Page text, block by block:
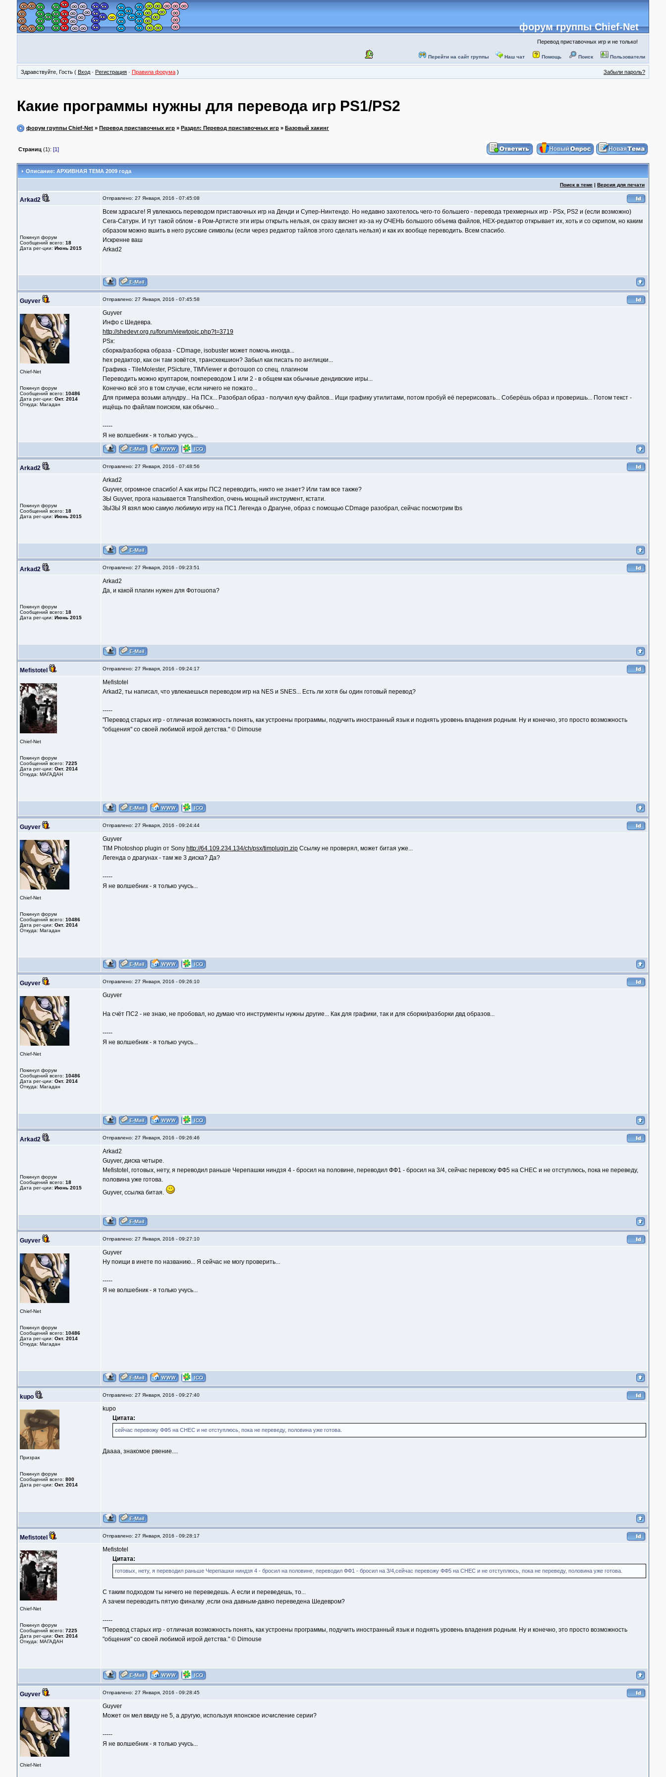
форум группы Chief-Net
Перевод приставочных игр и не только!
Перейти на сайт группы Наш чат Помощь Поиск Пользователи
Здравствуйте, Гость ( Вход · Регистрация · Правила форума ) Забыли пароль?
Какие программы нужны для перевода игр PS1/PS2
форум группы Chief-Net » Перевод приставочных игр » Раздел: Перевод приставочных игр » Базовый хакинг
Страниц (1): [1]
Описание: АРХИВНАЯ ТЕМА 2009 года
Поиск в теме | Версия для печати
Arkad2 Отправлено: 27 Января, 2016 - 07:45:08
Покинул форум
Сообщений всего: 18
Дата рег-ции: Июнь 2015
Всем здрасьте! Я увлекаюсь переводом приставочных игр на Денди и Супер-Нинтендо. Но недавно захотелось чего-то большего - перевода трехмерных игр - PSx, PS2 и (если возможно)
Сега-Сатурн. И тут такой облом - в Ром-Артисте эти игры открыть нельзя, он сразу виснет из-за ну ОЧЕНЬ большого объема файлов, HEX-редактор открывает их, хоть и со скрипом, но каким
образом можно вшить в него русские символы (если через редактор тайлов этого сделать нельзя) и как их вообще переводить. Всем спасибо.
Искренне ваш
Arkad2
Guyver Отправлено: 27 Января, 2016 - 07:45:58
Chief-Net
Покинул форум
Сообщений всего: 10486
Дата рег-ции: Окт. 2014
Откуда: Магадан
Guyver
Инфо с Шедевра.
http://shedevr.org.ru/forum/viewtopic.php?t=3719
PSx:
сборка/разборка образа - CDmage, isobuster может помочь иногда...
hex редактор, как он там зовётся, трансхекшион? Забыл как писать по англицки...
Графика - TileMolester, PSicture, TIMViewer и фотошоп со спец. плагином
Переводить можно круптаром, покпереводом 1 или 2 - в общем как обычные дендивские игры...
Конечно всё это в том случае, если ничего не пожато...
Для примера возьми алундру... На ПСх... Разобрал образ - получил кучу файлов... Ищи графику утилитами, потом пробуй её перерисовать... Соберёшь образ и проверишь... Потом текст -
ищёщь по файлам поиском, как обычно...
-----
Я не волшебник - я только учусь...
Arkad2 Отправлено: 27 Января, 2016 - 07:48:56
Покинул форум
Сообщений всего: 18
Дата рег-ции: Июнь 2015
Arkad2
Guyver, огромное спасибо! А как игры ПС2 переводить, никто не знает? Или там все также?
ЗЫ Guyver, прога называется Translhextion, очень мощный инструмент, кстати.
ЗЫЗЫ Я взял мою самую любимую игру на ПС1 Легенда о Драгуне, образ с помощью CDmage разобрал, сейчас посмотрим tbs
Arkad2 Отправлено: 27 Января, 2016 - 09:23:51
Покинул форум
Сообщений всего: 18
Дата рег-ции: Июнь 2015
Arkad2
Да, и какой плагин нужен для Фотошопа?
Mefistotel Отправлено: 27 Января, 2016 - 09:24:17
Chief-Net
Покинул форум
Сообщений всего: 7225
Дата рег-ции: Окт. 2014
Откуда: МАГАДАН
Mefistotel
Arkad2, ты написал, что увлекаешься переводом игр на NES и SNES... Есть ли хотя бы один готовый перевод?
-----
"Перевод старых игр - отличная возможность понять, как устроены программы, подучить иностранный язык и поднять уровень владения родным. Ну и конечно, это просто возможность
"общения" со своей любимой игрой детства." © Dimouse
Guyver Отправлено: 27 Января, 2016 - 09:24:44
Chief-Net
Покинул форум
Сообщений всего: 10486
Дата рег-ции: Окт. 2014
Откуда: Магадан
Guyver
TIM Photoshop plugin от Sony http://64.109.234.134/ch/psx/timplugin.zip Ссылку не проверял, может битая уже...
Легенда о драгунах - там же 3 диска? Да?
-----
Я не волшебник - я только учусь...
Guyver Отправлено: 27 Января, 2016 - 09:26:10
Chief-Net
Покинул форум
Сообщений всего: 10486
Дата рег-ции: Окт. 2014
Откуда: Магадан
Guyver
На счёт ПС2 - не знаю, не пробовал, но думаю что инструменты нужны другие... Как для графики, так и для сборки/разборки двд образов...
-----
Я не волшебник - я только учусь...
Arkad2 Отправлено: 27 Января, 2016 - 09:26:46
Покинул форум
Сообщений всего: 18
Дата рег-ции: Июнь 2015
Arkad2
Guyver, диска четыре.
Mefistotel, готовых, нету, я переводил раньше Черепашки ниндзя 4 - бросил на половине, переводил ФФ1 - бросил на 3/4, сейчас перевожу ФФ5 на СНЕС и не отступлюсь, пока не переведу,
половина уже готова.
Guyver, ссылка битая.
Guyver Отправлено: 27 Января, 2016 - 09:27:10
Chief-Net
Покинул форум
Сообщений всего: 10486
Дата рег-ции: Окт. 2014
Откуда: Магадан
Guyver
Ну поищи в инете по названию... Я сейчас не могу проверить...
-----
Я не волшебник - я только учусь...
kupo Отправлено: 27 Января, 2016 - 09:27:40
Призрак
Покинул форум
Сообщений всего: 800
Дата рег-ции: Окт. 2014
kupo
Цитата:
сейчас перевожу ФФ5 на СНЕС и не отступлюсь, пока не переведу, половина уже готова.
Даааа, знакомое рвение....
Mefistotel Отправлено: 27 Января, 2016 - 09:28:17
Chief-Net
Покинул форум
Сообщений всего: 7225
Дата рег-ции: Окт. 2014
Откуда: МАГАДАН
Mefistotel
Цитата:
готовых, нету, я переводил раньше Черепашки ниндзя 4 - бросил на половине, переводил ФФ1 - бросил на 3/4,сейчас перевожу ФФ5 на СНЕС и не отступлюсь, пока не переведу, половина уже готова.
С таким подходом ты ничего не переведешь. А если и переведешь, то...
А зачем переводить пятую финалку ,если она давным-давно переведена Шедевром?
-----
"Перевод старых игр - отличная возможность понять, как устроены программы, подучить иностранный язык и поднять уровень владения родным. Ну и конечно, это просто возможность
"общения" со своей любимой игрой детства." © Dimouse
Guyver Отправлено: 27 Января, 2016 - 09:28:45
Chief-Net
Guyver
Может он мел ввиду не 5, а другую, используя японское исчисление серии?
-----
Я не волшебник - я только учусь...